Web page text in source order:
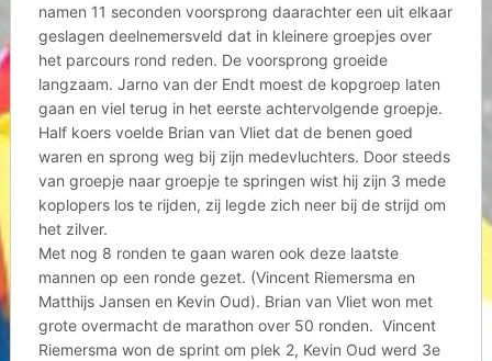
namen 11 seconden voorsprong daarachter een uit elkaar
geslagen deelnemersveld dat in kleinere groepjes over
het parcours rond reden. De voorsprong groeide
langzaam. Jarno van der Endt moest de kopgroep laten
gaan en viel terug in het eerste achtervolgende groepje.
Half koers voelde Brian van Vliet dat de benen goed
waren en sprong weg bij zijn medevluchters. Door steeds
van groepje naar groepje te springen wist hij zijn 3 mede
koplopers los te rijden, zij legde zich neer bij de strijd om
het zilver.
Met nog 8 ronden te gaan waren ook deze laatste
mannen op een ronde gezet. (Vincent Riemersma en
Matthijs Jansen en Kevin Oud). Brian van Vliet won met
grote overmacht de marathon over 50 ronden. Vincent
Riemersma won de sprint om plek 2, Kevin Oud werd 3e